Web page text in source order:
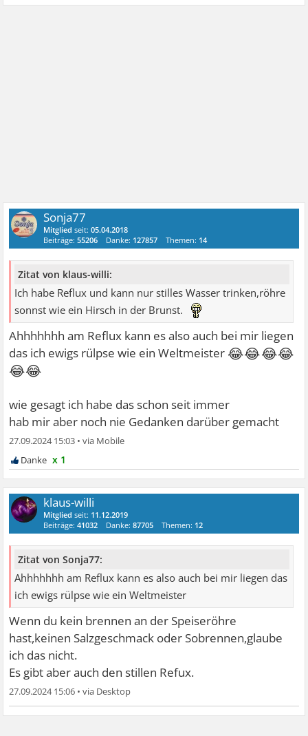
Sonja77
Mitglied seit:05.04.2018
Beiträge:55206 Danke: 127857 Themen: 14
Zitat von klaus-willi:
Ich habe Reflux und kann nur stilles Wasser trinken,röhre
sonnst wie ein Hirsch in der Brunst.
Ahhhhhhh am Reflux kann es also auch bei mir liegen
das ich ewigs rülpse wie ein Weltmeister 😂😂😂😂
😂😂
wie gesagt ich habe das schon seit immer
hab mir aber noch nie Gedanken darüber gemacht
27.09.2024 15:03 •
x 1
klaus-willi
Mitglied seit: 11.12.2019
Beiträge:41032 Danke:87705 Themen: 12
Zitat von Sonja77:
Ahhhhhhh am Reflux kann es also auch bei mir liegen das
ich ewigs rülpse wie ein Weltmeister
Wenn du kein brennen an der Speiseröhre
hast,keinen Salzgeschmack oder Sobrennen,glaube
ich das nicht.
Es gibt aber auch den stillen Refux.
27.09.2024 15:06 •